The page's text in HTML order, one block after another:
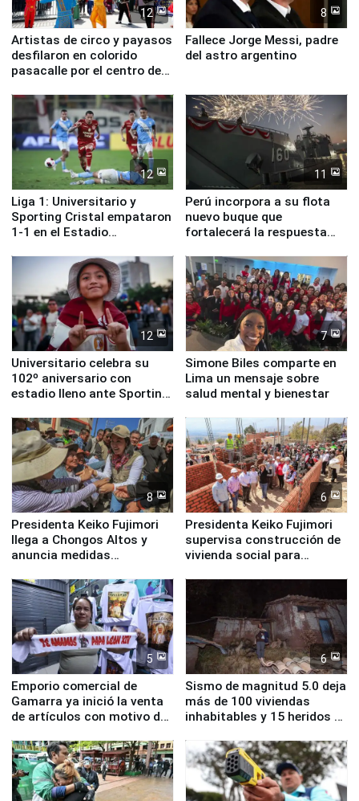
12
Artistas de circo y payasos
desfilaron en colorido
pasacalle por el centro de
8
Fallece Jorge Messi, padre
del astro argentino
12
Liga 1: Universitario y
Sporting Cristal empataron
1-1 en el Estadio
11
Perú incorpora a su flota
nuevo buque que
fortalecerá la respuesta
12
Universitario celebra su
102º aniversario con
estadio lleno ante Sporting
7
Simone Biles comparte en
Lima un mensaje sobre
salud mental y bienestar
8
Presidenta Keiko Fujimori
llega a Chongos Altos y
anuncia medidas
educación, salud y empleo
6
Presidenta Keiko Fujimori
supervisa construcción de
vivienda social para
5
Emporio comercial de
Gamarra ya inició la venta
de artículos con motivo de
6
Sismo de magnitud 5.0 deja
más de 100 viviendas
inhabitables y 15 heridos en